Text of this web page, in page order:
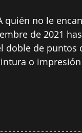
quién no le
de 2021
doble de puntos
o